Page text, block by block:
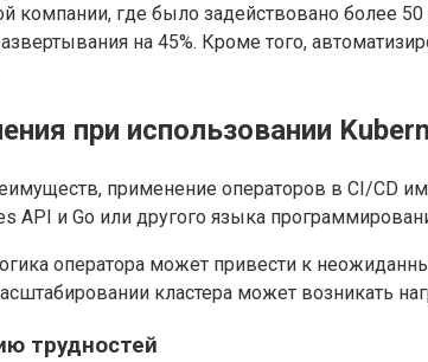
компании, где было задействовано более
на 45%. Кроме того,
при использовании
применение операторов в CI/CD
API и Go или другого языка
оператора может привести к
кластера может возникать
трудностей